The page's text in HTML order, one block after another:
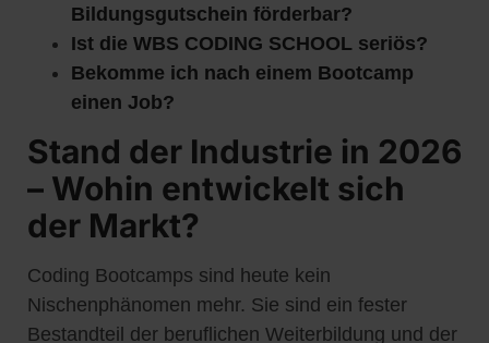
Bildungsgutschein förderbar?
Ist die WBS CODING SCHOOL seriös?
Bekomme ich nach einem Bootcamp
einen Job?
Stand der Industrie in 2026
– Wohin entwickelt sich
der Markt?
Coding Bootcamps sind heute kein
Nischenphänomen mehr. Sie sind ein fester
Bestandteil der beruflichen Weiterbildung und der